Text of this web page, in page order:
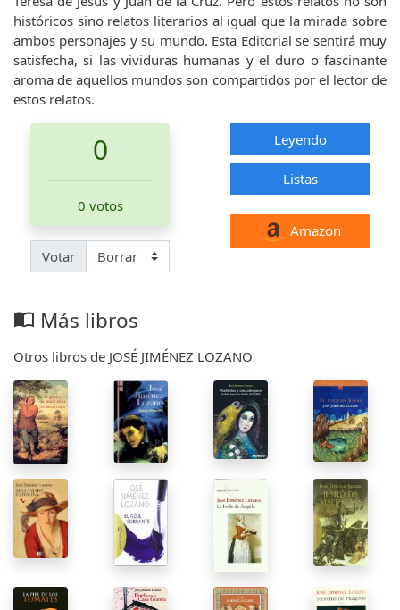
históricos sino relatos literarios al igual que la mirada sobre
ambos personajes y su mundo. Esta Editorial se sentirá muy
satisfecha, si las vividuras humanas y el duro o fascinante
aroma de aquellos mundos son compartidos por el lector de
estos relatos.
0
0 votos
Votar
Leyendo
Listas
Amazon
import_contacts Más libros
Otros libros de JOSÉ JIMÉNEZ LOZANO